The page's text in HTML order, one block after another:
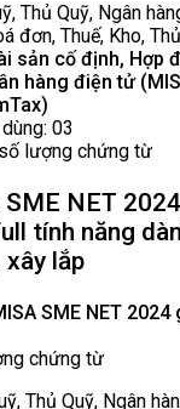
Thủ Quỹ, Ngân
đơn, Thuế, Kho,
sản cố định, Hợp
hàng điện tử
03
lượng chứng từ
NET
tính năng
xây lắp
SME NET
chứng từ
Thủ Quỹ, Ngân